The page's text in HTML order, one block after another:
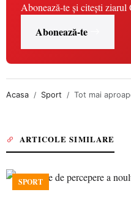
Abonează-te și citești
Abonează-te
Acasa Sport Tot mai
ARTICOLE SIMILARE
SPORT